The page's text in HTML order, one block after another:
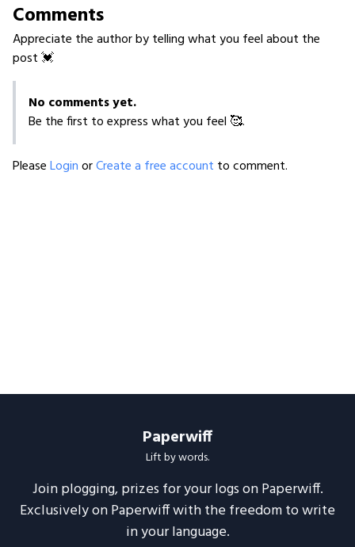
Comments
Appreciate the author by telling what you feel about the
post 💓
No comments yet.
Be the first to express what you feel 🥰.
PleaseLoginorCreate a free account to comment.
Paperwiff
Lift by words.
Join plogging, prizes for your logs on Paperwiff.
Exclusively on Paperwiff with the freedom to write
in your language.